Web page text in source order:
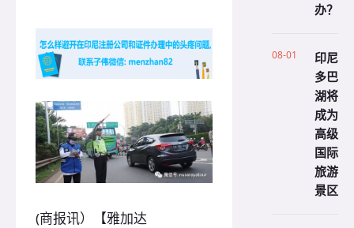
(商报讯）【雅加达
办？
08-01
印尼
多巴
湖将
成为
高级
国际
旅游
景区